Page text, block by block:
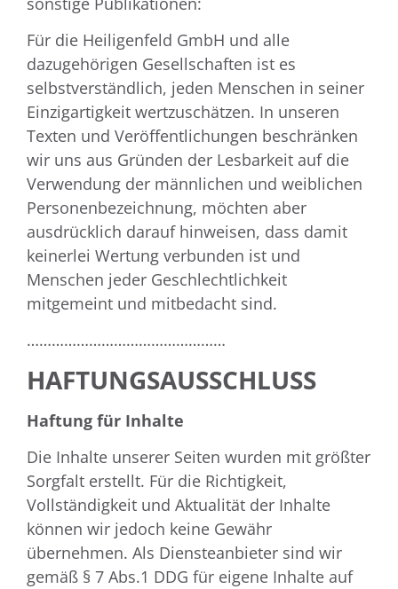
Für die Heiligenfeld GmbH und alle
dazugehörigen Gesellschaften ist es
selbstverständlich, jeden Menschen in seiner
Einzigartigkeit wertzuschätzen. In unseren
Texten und Veröffentlichungen beschränken
wir uns aus Gründen der Lesbarkeit auf die
Verwendung der männlichen und weiblichen
Personenbezeichnung, möchten aber
ausdrücklich darauf hinweisen, dass damit
keinerlei Wertung verbunden ist und
Menschen jeder Geschlechtlichkeit
mitgemeint und mitbedacht sind.
…………………………………………
HAFTUNGSAUSSCHLUSS
Haftung für Inhalte
Die Inhalte unserer Seiten wurden mit größter
Sorgfalt erstellt. Für die Richtigkeit,
Vollständigkeit und Aktualität der Inhalte
können wir jedoch keine Gewähr
übernehmen. Als Diensteanbieter sind wir
gemäß § 7 Abs.1 DDG für eigene Inhalte auf